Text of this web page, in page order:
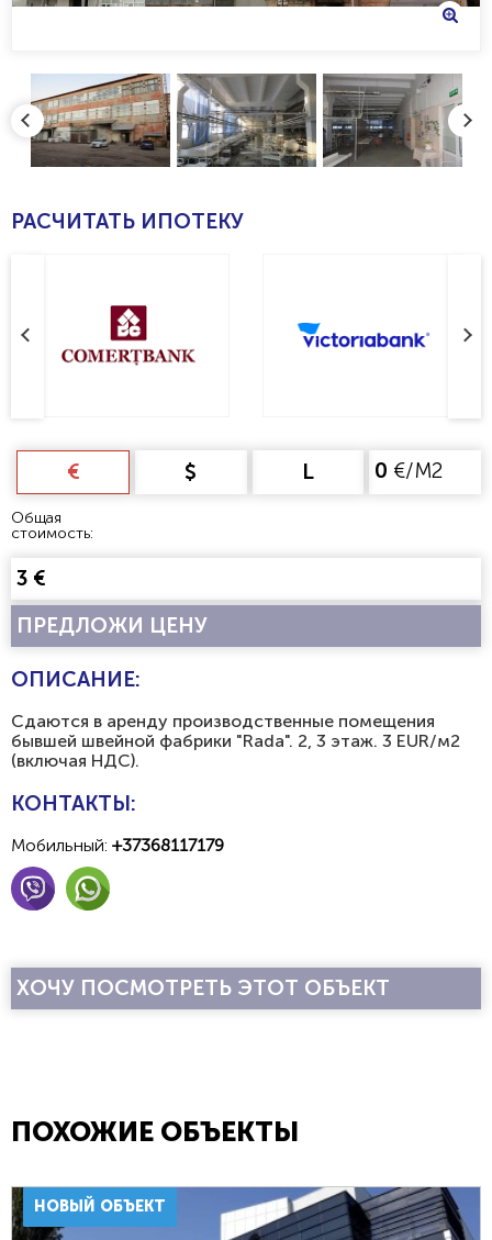
РАСЧИТАТЬ ИПОТЕКУ
€ $ L 0 €/М2
Общая
стоимость:
3 €
ПРЕДЛОЖИ ЦЕНУ
ОПИСАНИЕ:
Сдаются в аренду производственные помещения
бывшей швейной фабрики "Rada". 2, 3 этаж. 3 EUR/м2
(включая НДС).
КОНТАКТЫ:
Мобильный: +37368117179
ХОЧУ ПОСМОТРЕТЬ ЭТОТ ОБЪЕКТ
ПОХОЖИЕ ОБЪЕКТЫ
НОВЫЙ ОБЪЕКТ